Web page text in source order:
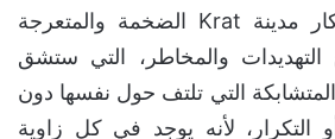
التي أبدعت في ابتكار مدينة Krat الضخمة والمتعرجة
التهديدات والمخاطر، التي ستشق
التي تلتف حول نفسها دون
التكرار، لأنه يوجد في كل زاوية